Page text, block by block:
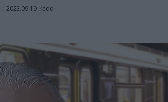
|2023.09.19. kedd